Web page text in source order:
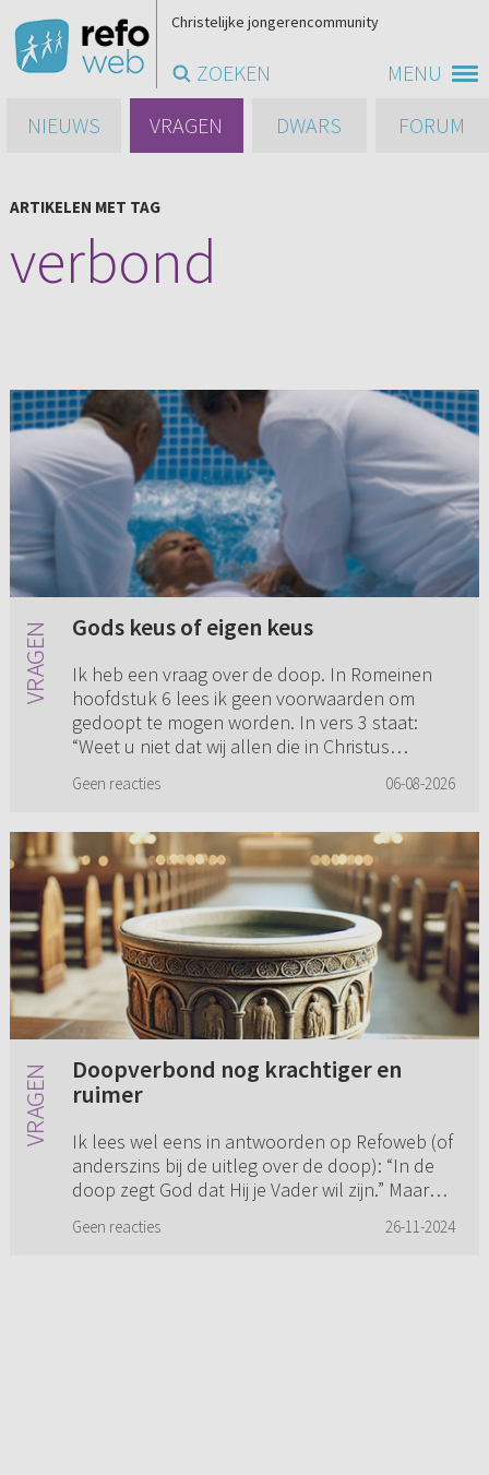
MENU
Christelijke jongerencommunity
ZOEKEN
NIEUWS
VRAGEN DWARS FORUM
ARTIKELEN MET TAG
verbond
Gods keus of eigen keus
Ik heb een vraag over de doop. In Romeinen
hoofdstuk 6 lees ik geen voorwaarden om
gedoopt te mogen worden. In vers 3 staat:
“Weet u niet dat wij allen die in Christus
Geen reacties 06-08-2026
Doopverbond nog krachtiger en
ruimer
Ik lees wel eens in antwoorden op Refoweb (of
anderszins bij de uitleg over de doop): “In de
doop zegt God dat Hij je Vader wil zijn.” Maar
jouw Vader?!...
Geen reacties 26-11-2024